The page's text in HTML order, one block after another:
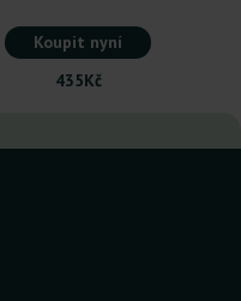
Koupit nyní
435Kč